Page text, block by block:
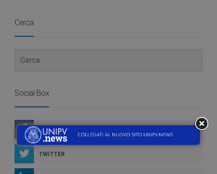
Cerca
Social Box
FACEBOOK
TWITTER